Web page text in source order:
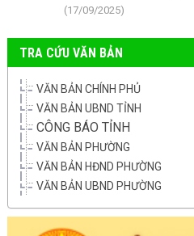
(17/09/2025)
TRA CỨU VĂN BẢN
VĂN BẢN CHÍNH PHỦ
VĂN BẢN UBND TỈNH
CÔNG BÁO TỈNH
VĂN BẢN PHƯỜNG
VĂN BẢN HĐND PHƯỜNG
VĂN BẢN UBND PHƯỜNG